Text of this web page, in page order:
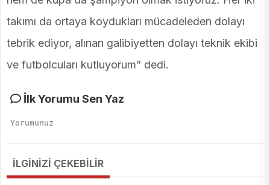
takımı da ortaya koydukları mücadeleden dolayı
tebrik ediyor, alınan galibiyetten dolayı teknik ekibi
ve futbolcuları kutluyorum” dedi.
İlk Yorumu Sen Yaz
İLGİNİZİ ÇEKEBİLİR